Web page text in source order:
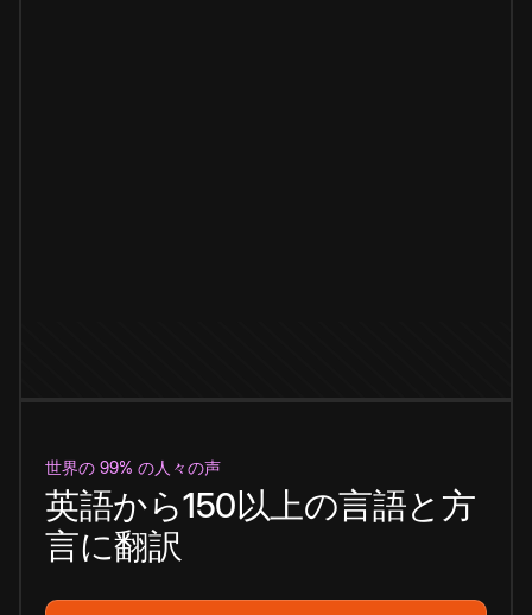
世界の 99% の人々の声
英語から150以上の言語と方
言に翻訳